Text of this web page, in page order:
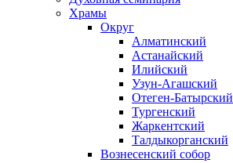
Храмы
Округ
Алматинский
Астанайский
Илийский
Узун-Агашский
Отеген-Батырский
Тургенский
Жаркентский
Талдыкорганский
Вознесенский собор